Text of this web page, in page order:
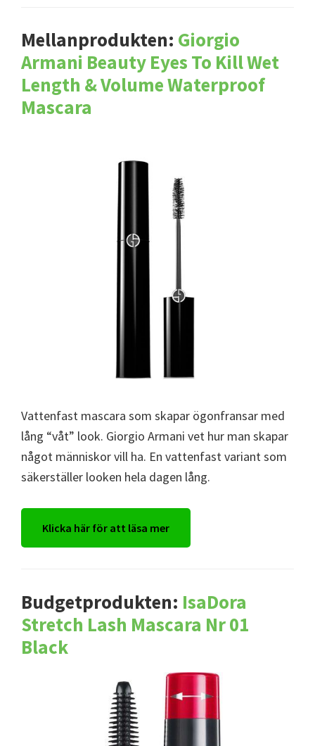
Mellanprodukten: Giorgio
Armani Beauty Eyes To Kill Wet
Length & Volume Waterproof
Mascara
Vattenfast mascara som skapar ögonfransar med
lång “våt” look. Giorgio Armani vet hur man skapar
något människor vill ha. En vattenfast variant som
säkerställer looken hela dagen lång.
Klicka här för att läsa mer
Budgetprodukten: IsaDora
Stretch Lash Mascara Nr 01
Black